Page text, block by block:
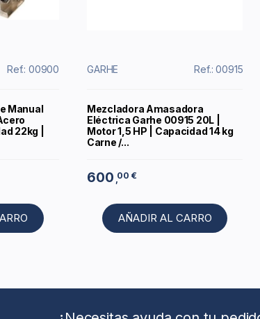
Ref.: 00900
Manual
22kg |
GARHE Ref.: 00915
Mezcladora Amasadora
Eléctrica Garhe 00915 20L |
Motor 1,5 HP | Capacidad 14 kg
Carne /...
600 ,00 €
AÑADIR AL CARRO